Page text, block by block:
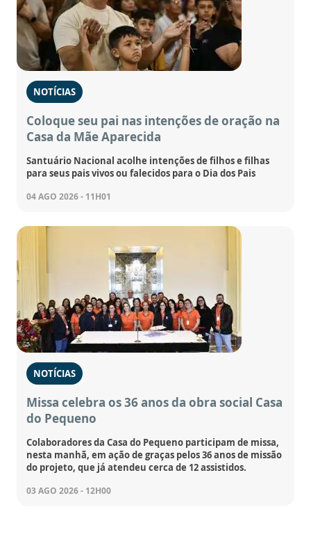
NOTÍCIAS
Coloque seu pai nas intenções de oração na
Casa da Mãe Aparecida
Santuário Nacional acolhe intenções de filhos e filhas
para seus pais vivos ou falecidos para o Dia dos Pais
04 AGO 2026 - 11H01
NOTÍCIAS
Missa celebra os 36 anos da obra social Casa
do Pequeno
Colaboradores da Casa do Pequeno participam de missa,
nesta manhã, em ação de graças pelos 36 anos de missão
do projeto, que já atendeu cerca de 12 assistidos.
03 AGO 2026 - 12H00